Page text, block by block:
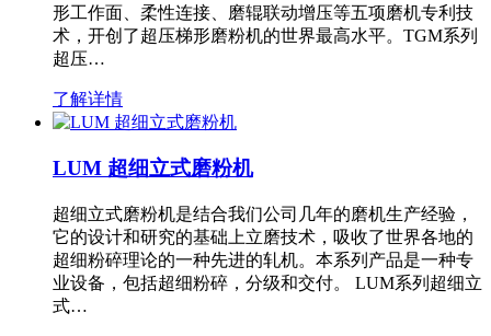
形工作面、柔性连接、磨辊联动增压等五项磨机专利技
术，开创了超压梯形磨粉机的世界最高水平。TGM系列
超压…
了解详情
LUM 超细立式磨粉机
超细立式磨粉机是结合我们公司几年的磨机生产经验，
它的设计和研究的基础上立磨技术，吸收了世界各地的
超细粉碎理论的一种先进的轧机。本系列产品是一种专
业设备，包括超细粉碎，分级和交付。 LUM系列超细立
式…